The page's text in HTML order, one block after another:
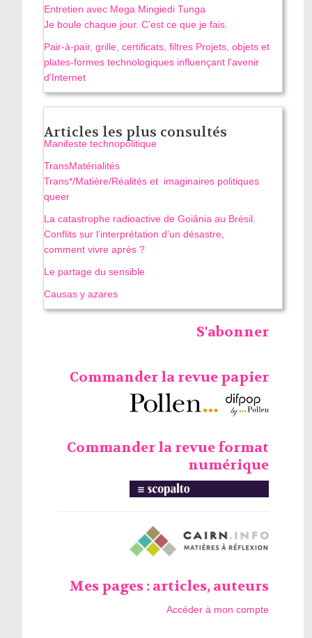
Entretien avec Mega Mingiedi Tunga
Je boule chaque jour. C’est ce que je fais.
Pair-à-pair, grille, certificats, filtres Projets, objets et
plates-formes technologiques influençant l’avenir
d’Internet
Articles les plus consultés
Manifeste technopolitique
TransMatérialités
Trans*/Matière/Réalités et imaginaires politiques
queer
La catastrophe radioactive de Goiânia au Brésil.
Conflits sur l’interprétation d’un désastre,
comment vivre après ?
Le partage du sensible
Causas y azares
S'abonner
Commander la revue papier
Commander la revue format
numérique
Mes pages : articles, auteurs
Accéder à mon compte